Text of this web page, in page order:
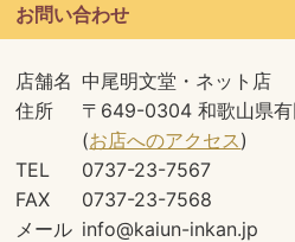
お問い合わせ
店舗名 中尾明文堂・ネット店
住所
〒649-0304 和歌山県
(お店へのアクセス )
TEL
0737-23-7567
FAX
0737-23-7568
メール info@kaiun-inkan.jp